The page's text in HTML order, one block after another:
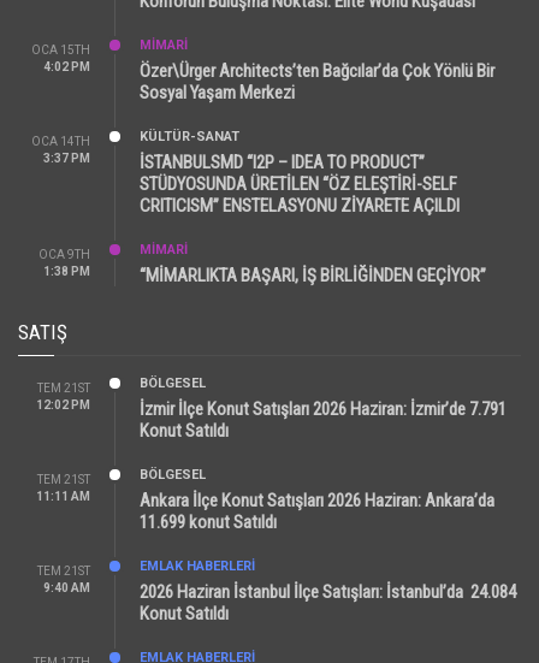
OCA 15TH
4:02 PM
MİMARİ
Özer\Ürger Architects’ten Bağcılar’da Çok Yönlü Bir
Sosyal Yaşam Merkezi
OCA 14TH
3:37 PM
KÜLTÜR-SANAT
İSTANBULSMD “I2P – IDEA TO PRODUCT”
STÜDYOSUNDA ÜRETİLEN “ÖZ ELEŞTİRİ-SELF
CRITICISM” ENSTELASYONU ZİYARETE AÇILDI
OCA 9TH
1:38 PM
MİMARİ
“MİMARLIKTA BAŞARI, İŞ BİRLİĞİNDEN GEÇİYOR”
SATIŞ
TEM 21ST
12:02 PM
BÖLGESEL
İzmir İlçe Konut Satışları 2026 Haziran: İzmir’de 7.791
Konut Satıldı
TEM 21ST
11:11 AM
BÖLGESEL
Ankara İlçe Konut Satışları 2026 Haziran: Ankara’da
11.699 konut Satıldı
TEM 21ST
9:40 AM
EMLAK HABERLERI
2026 Haziran İstanbul İlçe Satışları: İstanbul’da 24.084
Konut Satıldı
EMLAK HABERLERI